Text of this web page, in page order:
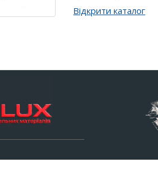
Відкрити каталог